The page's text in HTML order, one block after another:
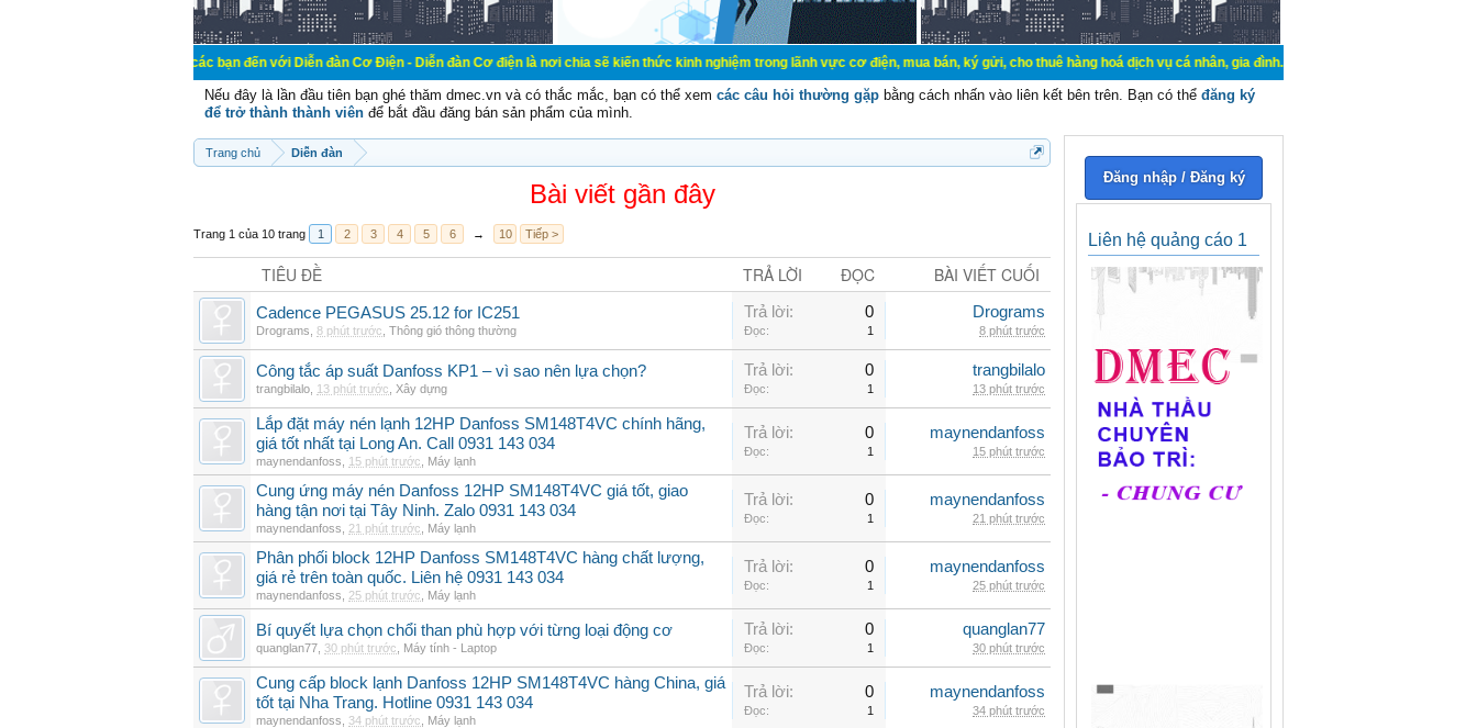
Chào mừng các bạn đến với Diễn đàn Cơ Điện - Diễn đàn Cơ điện là nơi chia sẽ kiến thức kinh nghiệm trong lãnh vực cơ điện, mua bán, ký gửi, cho thuê hàng hoá dịch vụ cá nhân, gia đình. Mua bán, ký gửi, cho thuê thiết bị hệ
Nếu đây là lần đầu tiên bạn ghé thăm dmec.vn và có thắc mắc, bạn có thể xem các câu hỏi thường gặp bằng cách nhấn vào liên kết bên trên. Bạn có thể đăng ký
để trở thành thành viên để bắt đầu đăng bán sản phẩm của mình.
Trang chủ Diễn đàn
Bài viết gần đây
Trang 1 của 10 trang 1 2 3 4 5 6 → 10 Tiếp >
TIÊU ĐỀ TRẢ LỜI ĐỌC BÀI VIẾT CUỐI
Cadence PEGASUS 25.12 for IC251
Drograms 8 phút trước Thông gió thông thường
Trả lời: 0
Đọc: 1
Drograms
8 phút trước
Công tắc áp suất Danfoss KP1 – vì sao nên lựa chọn?
trangbilalo 13 phút trước Xây dựng
Trả lời: 0
Đọc: 1
trangbilalo
13 phút trước
Lắp đặt máy nén lạnh 12HP Danfoss SM148T4VC chính hãng,
giá tốt nhất tại Long An. Call 0931 143 034
maynendanfoss 15 phút trước Máy lạnh
Trả lời: 0
Đọc: 1
maynendanfoss
15 phút trước
Cung ứng máy nén Danfoss 12HP SM148T4VC giá tốt, giao
hàng tận nơi tại Tây Ninh. Zalo 0931 143 034
maynendanfoss 21 phút trước Máy lạnh
Trả lời: 0
Đọc: 1
maynendanfoss
21 phút trước
Phân phối block 12HP Danfoss SM148T4VC hàng chất lượng,
giá rẻ trên toàn quốc. Liên hệ 0931 143 034
maynendanfoss 25 phút trước Máy lạnh
Trả lời: 0
Đọc: 1
maynendanfoss
25 phút trước
Bí quyết lựa chọn chổi than phù hợp với từng loại động cơ
quanglan77 30 phút trước Máy tính - Laptop
Trả lời: 0
Đọc: 1
quanglan77
30 phút trước
Cung cấp block lạnh Danfoss 12HP SM148T4VC hàng China, giá
tốt tại Nha Trang. Hotline 0931 143 034
maynendanfoss 34 phút trước Máy lạnh
Trả lời: 0
Đọc: 1
maynendanfoss
34 phút trước
Đăng nhập / Đăng ký
Liên hệ quảng cáo 1